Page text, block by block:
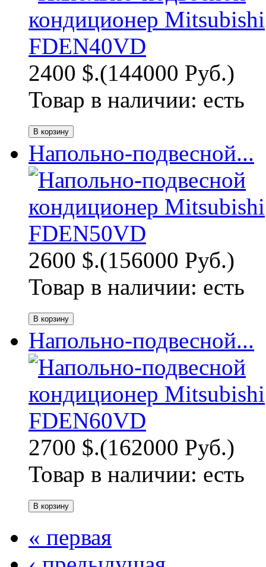
2400 $.(144000 Руб.)
Товар в наличии: есть
Напольно-подвесной...
2600 $.(156000 Руб.)
Товар в наличии: есть
Напольно-подвесной...
2700 $.(162000 Руб.)
Товар в наличии: есть
« первая